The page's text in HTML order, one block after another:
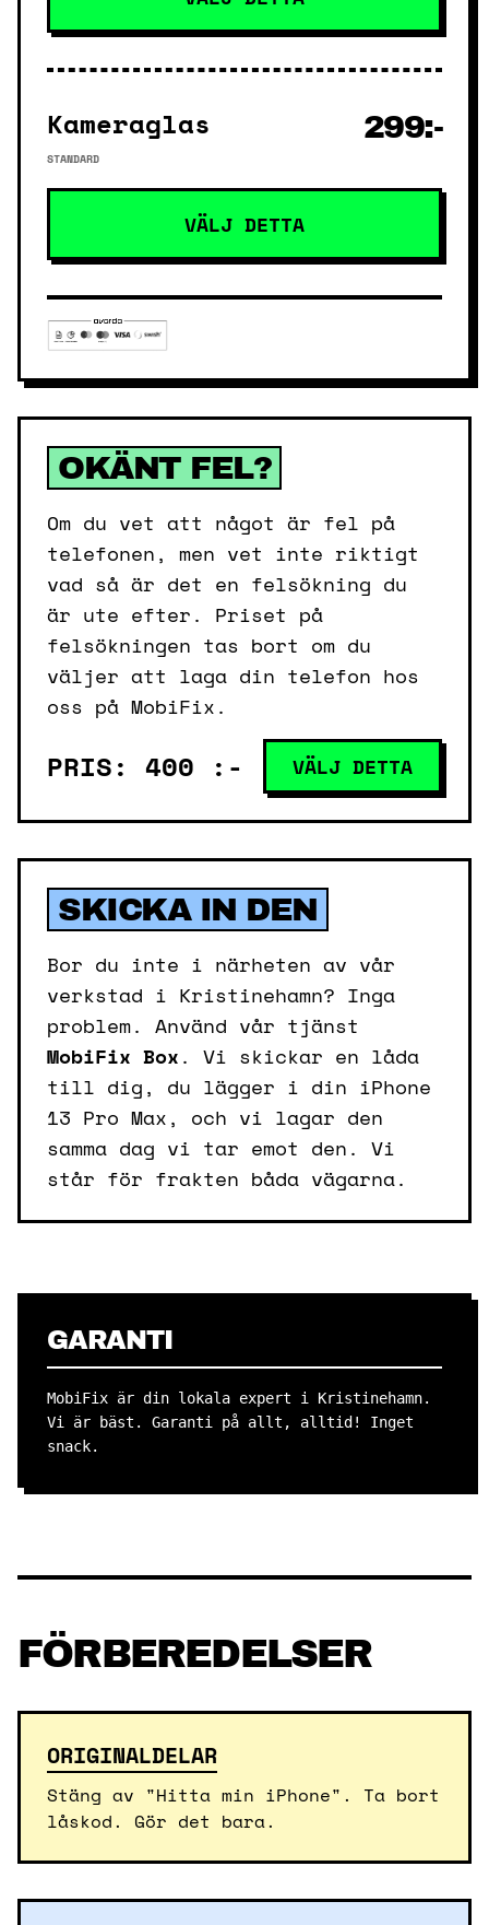
Kameraglas
STANDARD
299:-
VÄLJ DETTA
OKÄNT FEL?
Om du vet att något är fel på
telefonen, men vet inte riktigt
vad så är det en felsökning du
är ute efter. Priset på
felsökningen tas bort om du
väljer att laga din telefon hos
oss på MobiFix.
PRIS: 400 :- VÄLJ DETTA
SKICKA IN DEN
Bor du inte i närheten av vår
verkstad i Kristinehamn? Inga
problem. Använd vår tjänst
MobiFix Box. Vi skickar en låda
till dig, du lägger i din iPhone
13 Pro Max, och vi lagar den
samma dag vi tar emot den. Vi
står för frakten båda vägarna.
GARANTI
MobiFix är din lokala expert i Kristinehamn.
Vi är bäst. Garanti på allt, alltid! Inget
snack.
FÖRBEREDELSER
ORIGINALDELAR
Stäng av "Hitta min iPhone". Ta bort
låskod. Gör det bara.